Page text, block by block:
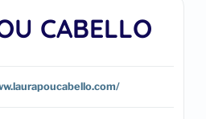
CABELLO